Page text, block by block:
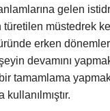
gelen
türetilen müstedrek
erken
devamını
tamamlama
kullanılmıştır.